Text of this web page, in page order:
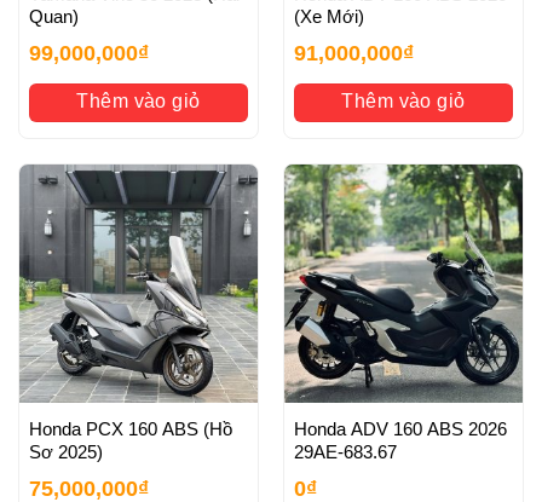
Quan)
99,000,000₫
Thêm vào giỏ
(Xe Mới)
91,000,000₫
Thêm vào giỏ
Honda PCX 160 ABS (Hồ
Sơ 2025)
75,000,000₫
Honda ADV 160 ABS 2026
29AE-683.67
0₫